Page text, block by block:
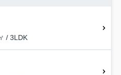
/ 3LDK